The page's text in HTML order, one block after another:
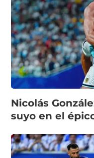
Nicolás
suyo en el